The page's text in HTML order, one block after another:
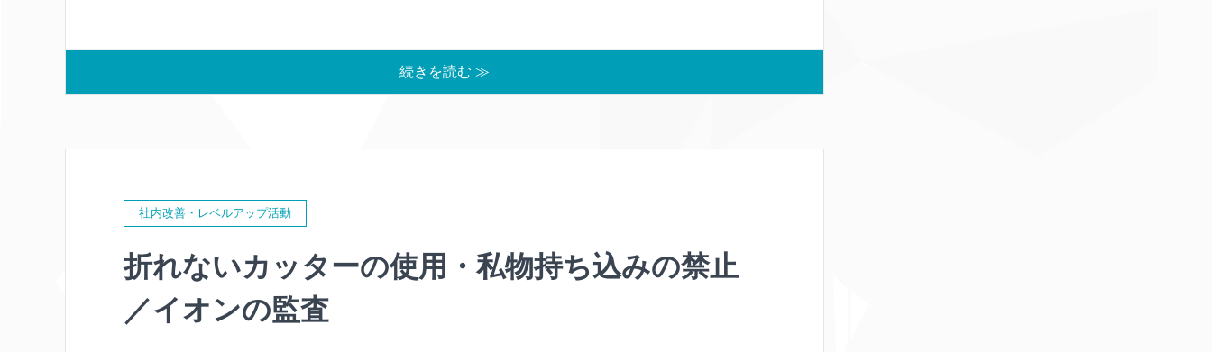
続きを読む ≫
社内改善・レベルアップ活動
折れないカッターの使用・私物持ち込みの禁止
／イオンの監査